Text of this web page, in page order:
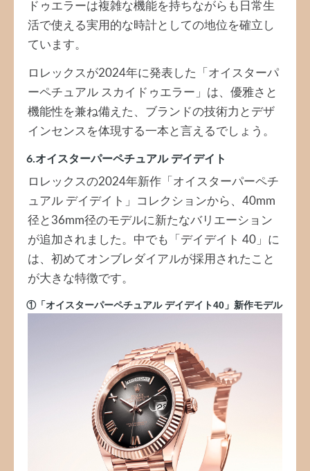
ドゥエラーは複雑な機能を持ちながらも日常生
活で使える実用的な時計としての地位を確立し
ています。
ロレックスが2024年に発表した「オイスターパ
ーペチュアル スカイドゥエラー」は、優雅さと
機能性を兼ね備えた、ブランドの技術力とデザ
インセンスを体現する一本と言えるでしょう。
6.オイスターパーペチュアル デイデイト
ロレックスの2024年新作「オイスターパーペチ
ュアル デイデイト」コレクションから、40mm
径と36mm径のモデルに新たなバリエーション
が追加されました。中でも「デイデイト 40」に
は、初めてオンブレダイアルが採用されたこと
が大きな特徴です。
①「オイスターパーペチュアル デイデイト40」新作モデル